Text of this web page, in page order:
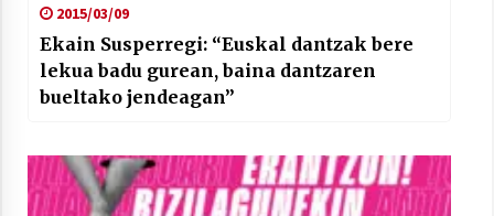
2015/03/09
Ekain Susperregi: “Euskal dantzak bere
lekua badu gurean, baina dantzaren
bueltako jendeagan”